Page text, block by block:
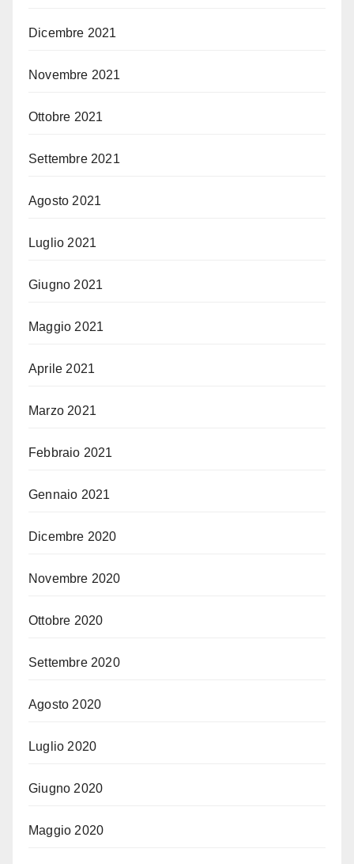
Dicembre 2021
Novembre 2021
Ottobre 2021
Settembre 2021
Agosto 2021
Luglio 2021
Giugno 2021
Maggio 2021
Aprile 2021
Marzo 2021
Febbraio 2021
Gennaio 2021
Dicembre 2020
Novembre 2020
Ottobre 2020
Settembre 2020
Agosto 2020
Luglio 2020
Giugno 2020
Maggio 2020